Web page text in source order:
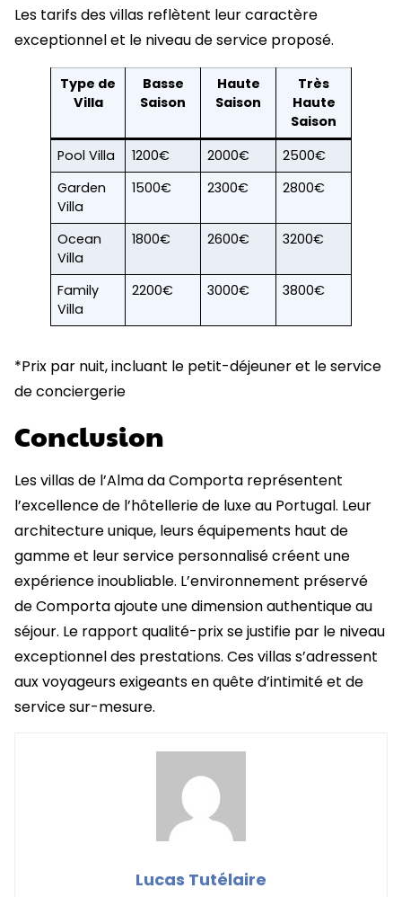
Les tarifs des villas reflètent leur caractère
exceptionnel et le niveau de service proposé.
Type de
Villa
Basse
Saison
Haute
Saison
Très
Haute
Saison
Pool Villa
1200€ 2000€
2500€
Garden
Villa
1500€ 2300€ 2800€
Ocean
Villa
1800€ 2600€ 3200€
Family
Villa
2200€ 3000€ 3800€
*Prix par nuit, incluant le petit-déjeuner et le service
de conciergerie
Conclusion
Les villas de l’Alma da Comporta représentent
l’excellence de l’hôtellerie de luxe au Portugal. Leur
architecture unique, leurs équipements haut de
gamme et leur service personnalisé créent une
expérience inoubliable. L’environnement préservé
de Comporta ajoute une dimension authentique au
séjour. Le rapport qualité-prix se justifie par le niveau
exceptionnel des prestations. Ces villas s’adressent
aux voyageurs exigeants en quête d’intimité et de
service sur-mesure.
Lucas Tutélaire